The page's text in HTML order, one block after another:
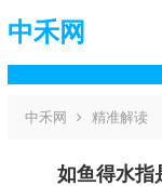
中禾网
中禾网 精准解读
如鱼得水指